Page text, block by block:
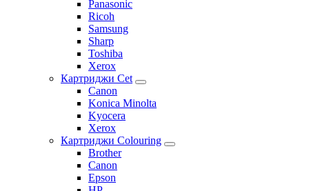
Panasonic
Ricoh
Samsung
Sharp
Toshiba
Xerox
Картриджи Cet
Canon
Konica Minolta
Kyocera
Xerox
Картриджи Colouring
Brother
Canon
Epson